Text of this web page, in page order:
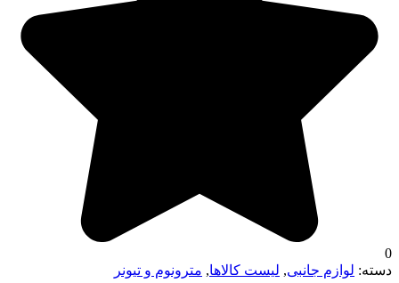
0
دسته: لوازم جانبی, لیست کالاها, مترونوم و تیونر